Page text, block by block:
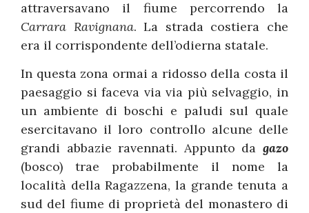
attraversavano il fiume percorrendo la
Carrara Ravignana. La strada costiera che
era il corrispondente dell’odierna statale.
In questa zona ormai a ridosso della costa il
paesaggio si faceva via via più selvaggio, in
un ambiente di boschi e paludi sul quale
esercitavano il loro controllo alcune delle
grandi abbazie ravennati. Appunto da gazo
(bosco) trae probabilmente il nome la
località della Ragazzena, la grande tenuta a
sud del fiume di proprietà del monastero di